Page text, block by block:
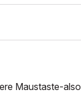
Maustaste-